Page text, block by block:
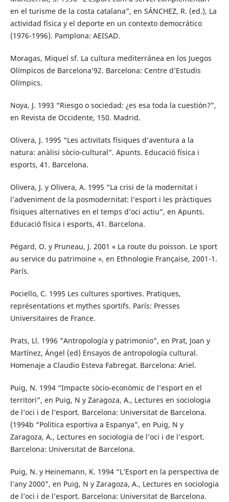
en el turisme de la costa catalana”, en SÁNCHEZ, R. (ed.), La
actividad física y el deporte en un contexto democrático
(1976-1996). Pamplona: AEISAD.
Moragas, Miquel sf. La cultura mediterránea en los Juegos
Olímpicos de Barcelona’92. Barcelona: Centre d’Estudis
Olímpics.
Noya, J. 1993 “Riesgo o sociedad: ¿es esa toda la cuestión?”,
en Revista de Occidente, 150. Madrid.
Olivera, J. 1995 “Les activitats físiques d’aventura a la
natura: anàlisi sòcio-cultural”. Apunts. Educació física i
esports, 41. Barcelona.
Olivera, J. y Olivera, A. 1995 “La crisi de la modernitat i
l’adveniment de la posmodernitat: l’esport i les pràctiques
físiques alternatives en el temps d’oci actiu”, en Apunts.
Educació física i esports, 41. Barcelona.
Pégard, O. y Pruneau, J. 2001 « La route du poisson. Le sport
au service du patrimoine », en Ethnologie Française, 2001-1.
París.
Pociello, C. 1995 Les cultures sportives. Pratiques,
représentations et mythes sportifs. París: Presses
Universitaires de France.
Prats, Ll. 1996 "Antropología y patrimonio", en Prat, Joan y
Martínez, Ángel (ed) Ensayos de antropología cultural.
Homenaje a Claudio Esteva Fabregat. Barcelona: Ariel.
Puig, N. 1994 “Impacte sòcio-econòmic de l’esport en el
territori”, en Puig, N y Zaragoza, A., Lectures en sociologia
de l’oci i de l’esport. Barcelona: Universitat de Barcelona.
(1994b “Política esportiva a Espanya”, en Puig, N y
Zaragoza, A., Lectures en sociologia de l’oci i de l’esport.
Barcelona: Universitat de Barcelona.
Puig, N. y Heinemann, K. 1994 “L’Esport en la perspectiva de
l’any 2000", en Puig, N y Zaragoza, A., Lectures en sociologia
de l’oci i de l’esport. Barcelona: Universitat de Barcelona.